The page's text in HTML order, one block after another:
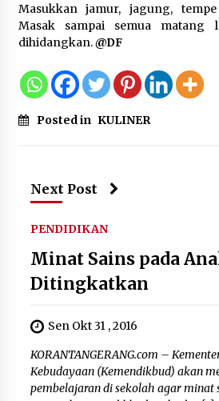
Berlandaskan
5 Agustus 2026
“Anak Kades
Bambu Meledak!”
Pamulang
5 Agustus 2026
Masukkan jamur, jagung,
Masak sampai semua
dihidangkan.@DF
Posted in KULINER
Next Post
PENDIDIKAN
Minat Sains pada
Ditingkatkan
Sen Okt 31 , 2016
KORANTANGERANG.com –
Kebudayaan (Kemendikbud) akan
pembelajaran di sekolah agar minat